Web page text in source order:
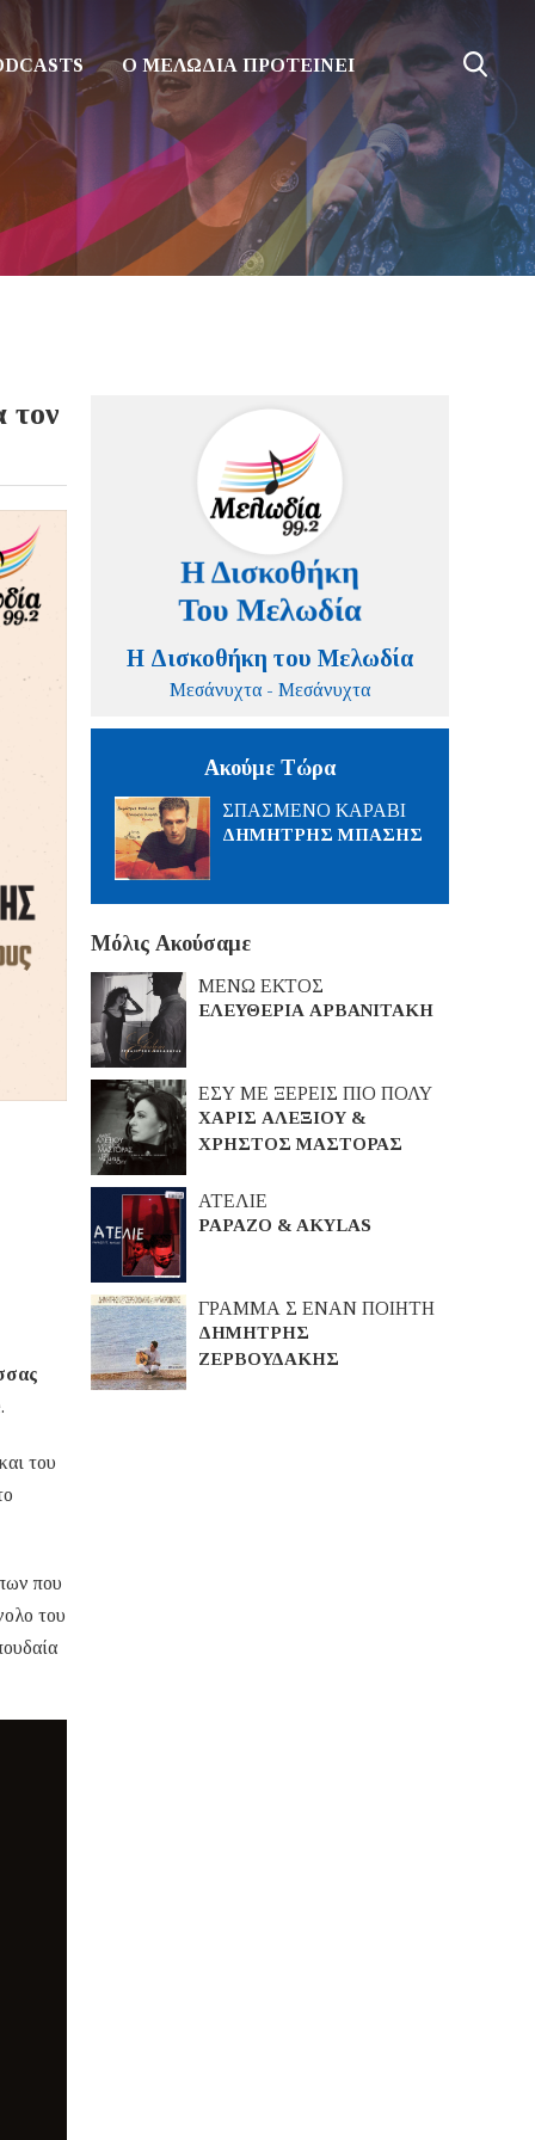
Ο ΜΕΛΩΔΙΑ ΠΡΟΤΕΙΝΕΙ
τον
του
που
του
Η Δισκοθήκη του Μελωδία
Μεσάνυχτα - Μεσάνυχτα
Ακούμε Τώρα
ΣΠΑΣΜΕΝΟ ΚΑΡΑΒΙ
ΔΗΜΗΤΡΗΣ ΜΠΑΣΗΣ
Μόλις Ακούσαμε
ΜΕΝΩ ΕΚΤΟΣ
ΕΛΕΥΘΕΡΙΑ ΑΡΒΑΝΙΤΑΚΗ
ΕΣΥ ΜΕ ΞΕΡΕΙΣ ΠΙΟ ΠΟΛΥ
ΧΑΡΙΣ ΑΛΕΞΙΟΥ &
ΧΡΗΣΤΟΣ ΜΑΣΤΟΡΑΣ
ΑΤΕΛΙΕ
PAPAZO & AKYLAS
ΓΡΑΜΜΑ Σ ΕΝΑΝ ΠΟΙΗΤΗ
ΔΗΜΗΤΡΗΣ
ΖΕΡΒΟΥΔΑΚΗΣ